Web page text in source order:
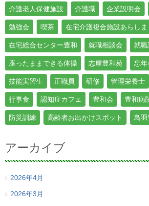
介護老人保健施設 介護職 企業説明会
勉強会 喫茶 在宅介護複合施設あらしま
在宅総合センター豊和 就職相談会 就職
座ったままできる体操 志摩豊和苑 忘年
技能実習生 正職員 研修 管理栄養士
行事食 認知症カフェ 豊和会 豊和病
防災訓練 高齢者お出かけスポット 鳥
アーカイブ
2026年4月
2026年3月